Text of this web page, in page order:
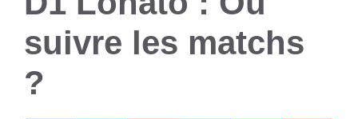
suivre les matchs
?